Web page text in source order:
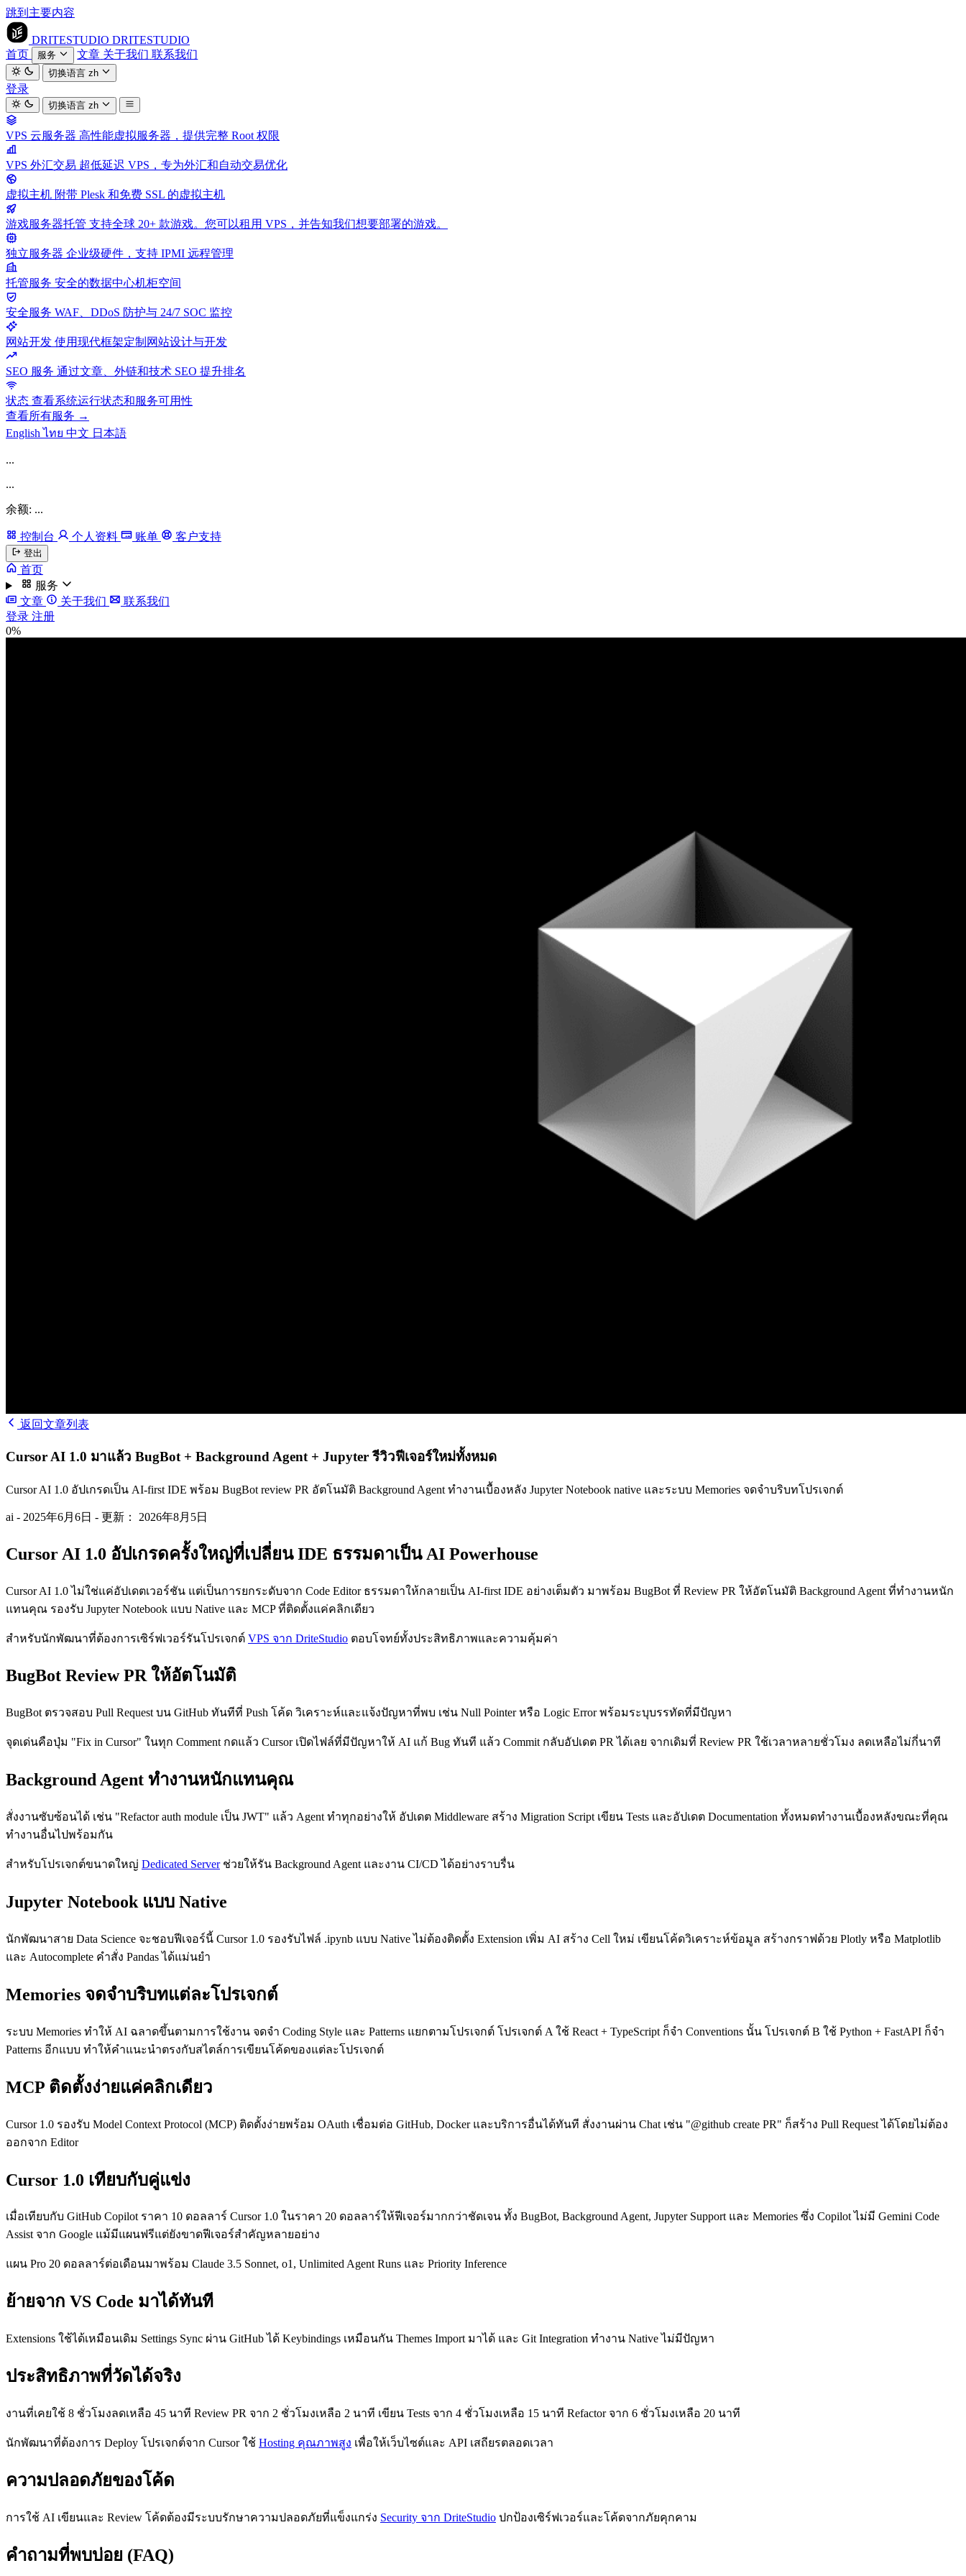
跳到主要内容
DRITESTUDIO DRITESTUDIO
首页
服务 文章 关于我们 联系我们
切换语言zh
登录
切换语言zh
VPS 云服务器 高性能虚拟服务器，提供完整 Root 权限
VPS 外汇交易 超低延迟 VPS，专为外汇和自动交易优化
虚拟主机 附带 Plesk 和免费 SSL 的虚拟主机
游戏服务器托管 支持全球 20+ 款游戏。您可以租用 VPS，并告知我们想要部署的游戏。
独立服务器 企业级硬件，支持 IPMI 远程管理
托管服务 安全的数据中心机柜空间
安全服务 WAF、DDoS 防护与 24/7 SOC 监控
网站开发 使用现代框架定制网站设计与开发
SEO 服务 通过文章、外链和技术 SEO 提升排名
状态 查看系统运行状态和服务可用性
查看所有服务 →
Englishไทย 中文 日本語
...
...
余额: ...
控制台 个人资料 账单 客户支持
登出
首页
服务
文章
关于我们
联系我们
登录 注册
0%
返回文章列表
Cursor AI 1.0 มาแล้ว BugBot + Background Agent + Jupyter รีวิวฟีเจอร์ใหม่ทั้งหมด
Cursor AI 1.0 อัปเกรดเป็น AI-first IDE พร้อม BugBot review PR อัตโนมัติ Background Agent ทำงานเบื้องหลัง Jupyter Notebook native และระบบ Memories จดจำบริบทโปรเจกต์
ai - 2025年6月6日 - 更新： 2026年8月5日
Cursor AI 1.0 อัปเกรดครั้งใหญ่ที่เปลี่ยน IDE ธรรมดาเป็น AI Powerhouse
Cursor AI 1.0 ไม่ใช่แค่อัปเดตเวอร์ชัน แต่เป็นการยกระดับจาก Code Editor ธรรมดาให้กลายเป็น AI-first IDE อย่างเต็มตัว มาพร้อม BugBot ที่ Review PR ให้อัตโนมัติ Background Agent ที่ทำงานหนัก
แทนคุณ รองรับ Jupyter Notebook แบบ Native และ MCP ที่ติดตั้งแค่คลิกเดียว
สำหรับนักพัฒนาที่ต้องการเซิร์ฟเวอร์รันโปรเจกต์ VPS จาก DriteStudio ตอบโจทย์ทั้งประสิทธิภาพและความคุ้มค่า
BugBot Review PR ให้อัตโนมัติ
BugBot ตรวจสอบ Pull Request บน GitHub ทันทีที่ Push โค้ด วิเคราะห์และแจ้งปัญหาที่พบ เช่น Null Pointer หรือ Logic Error พร้อมระบุบรรทัดที่มีปัญหา
จุดเด่นคือปุ่ม "Fix in Cursor" ในทุก Comment กดแล้ว Cursor เปิดไฟล์ที่มีปัญหาให้ AI แก้ Bug ทันที แล้ว Commit กลับอัปเดต PR ได้เลย จากเดิมที่ Review PR ใช้เวลาหลายชั่วโมง ลดเหลือไม่กี่นาที
Background Agent ทำงานหนักแทนคุณ
สั่งงานซับซ้อนได้ เช่น "Refactor auth module เป็น JWT" แล้ว Agent ทำทุกอย่างให้ อัปเดต Middleware สร้าง Migration Script เขียน Tests และอัปเดต Documentation ทั้งหมดทำงานเบื้องหลังขณะที่คุณ
ทำงานอื่นไปพร้อมกัน
สำหรับโปรเจกต์ขนาดใหญ่ Dedicated Serverช่วยให้รัน Background Agent และงาน CI/CD ได้อย่างราบรื่น
Jupyter Notebook แบบ Native
นักพัฒนาสาย Data Science จะชอบฟีเจอร์นี้ Cursor 1.0 รองรับไฟล์ .ipynb แบบ Native ไม่ต้องติดตั้ง Extension เพิ่ม AI สร้าง Cell ใหม่ เขียนโค้ดวิเคราะห์ข้อมูล สร้างกราฟด้วย Plotly หรือ Matplotlib
และ Autocomplete คำสั่ง Pandas ได้แม่นยำ
Memories จดจำบริบทแต่ละโปรเจกต์
ระบบ Memories ทำให้ AI ฉลาดขึ้นตามการใช้งาน จดจำ Coding Style และ Patterns แยกตามโปรเจกต์ โปรเจกต์ A ใช้ React + TypeScript ก็จำ Conventions นั้น โปรเจกต์ B ใช้ Python + FastAPI ก็จำ
Patterns อีกแบบ ทำให้คำแนะนำตรงกับสไตล์การเขียนโค้ดของแต่ละโปรเจกต์
MCP ติดตั้งง่ายแค่คลิกเดียว
Cursor 1.0 รองรับ Model Context Protocol (MCP) ติดตั้งง่ายพร้อม OAuth เชื่อมต่อ GitHub, Docker และบริการอื่นได้ทันที สั่งงานผ่าน Chat เช่น "@github create PR" ก็สร้าง Pull Request ได้โดยไม่ต้อง
ออกจาก Editor
Cursor 1.0 เทียบกับคู่แข่ง
เมื่อเทียบกับ GitHub Copilot ราคา 10 ดอลลาร์ Cursor 1.0 ในราคา 20 ดอลลาร์ให้ฟีเจอร์มากกว่าชัดเจน ทั้ง BugBot, Background Agent, Jupyter Support และ Memories ซึ่ง Copilot ไม่มี Gemini Code
Assist จาก Google แม้มีแผนฟรีแต่ยังขาดฟีเจอร์สำคัญหลายอย่าง
แผน Pro 20 ดอลลาร์ต่อเดือนมาพร้อม Claude 3.5 Sonnet, o1, Unlimited Agent Runs และ Priority Inference
ย้ายจาก VS Code มาได้ทันที
Extensions ใช้ได้เหมือนเดิม Settings Sync ผ่าน GitHub ได้ Keybindings เหมือนกัน Themes Import มาได้ และ Git Integration ทำงาน Native ไม่มีปัญหา
ประสิทธิภาพที่วัดได้จริง
งานที่เคยใช้ 8 ชั่วโมงลดเหลือ 45 นาที Review PR จาก 2 ชั่วโมงเหลือ 2 นาที เขียน Tests จาก 4 ชั่วโมงเหลือ 15 นาที Refactor จาก 6 ชั่วโมงเหลือ 20 นาที
นักพัฒนาที่ต้องการ Deploy โปรเจกต์จาก Cursor ใช้ Hosting คุณภาพสูง เพื่อให้เว็บไซต์และ API เสถียรตลอดเวลา
ความปลอดภัยของโค้ด
การใช้ AI เขียนและ Review โค้ดต้องมีระบบรักษาความปลอดภัยที่แข็งแกร่ง Security จาก DriteStudio ปกป้องเซิร์ฟเวอร์และโค้ดจากภัยคุกคาม
คำถามที่พบบ่อย (FAQ)